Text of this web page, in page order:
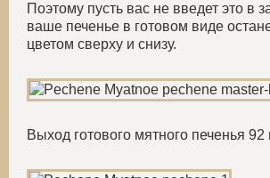
Поэтому пусть вас не введет это в
ваше печенье в готовом виде
цветом сверху и снизу.
Выход готового мятного печенья 92